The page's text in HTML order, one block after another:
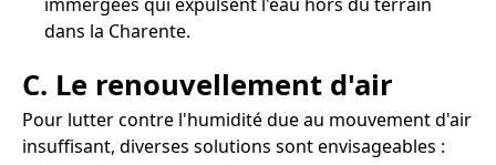
dans la Charente.
C. Le renouvellement d'air
Pour lutter contre l'humidité due au mouvement d'air
insuffisant, diverses solutions sont envisageables :